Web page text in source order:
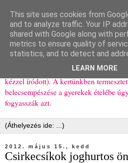
Ízőrző
Kisgyerekes család kipróbált, többnyire
bemutató receptjei a mindennapokra
elhagyom) és gyerekeimnek ajándékba
kézzel íródott). A kertünkben
belecsempészése a gyerekek ételébe
fogyasszák azt.
2012. május 15., kedd
Csirkecsíkok joghurtos
This site uses cookies from
and to analyze traffic. Your IP
shared with Google along with
metrics to ensure quality of
statistics, and to detect and
LEARN MORE